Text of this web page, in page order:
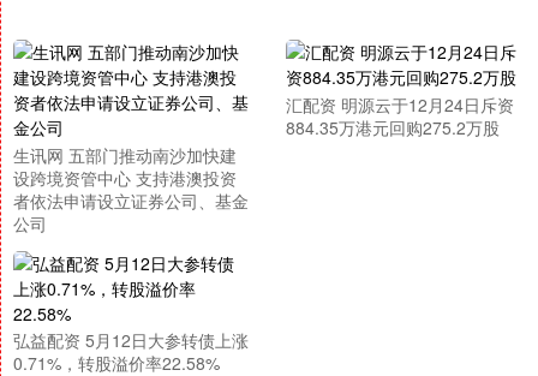
生讯网 五部门推动南沙加快建
设跨境资管中心 支持港澳投资
者依法申请设立证券公司、基金
公司
汇配资 明源云于12月24日斥资
884.35万港元回购275.2万股
弘益配资 5月12日大参转债上涨
0.71%，转股溢价率22.58%